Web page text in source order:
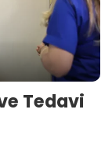
Tedavi